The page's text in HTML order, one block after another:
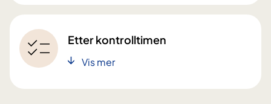
Etter kontrolltimen
Vis mer